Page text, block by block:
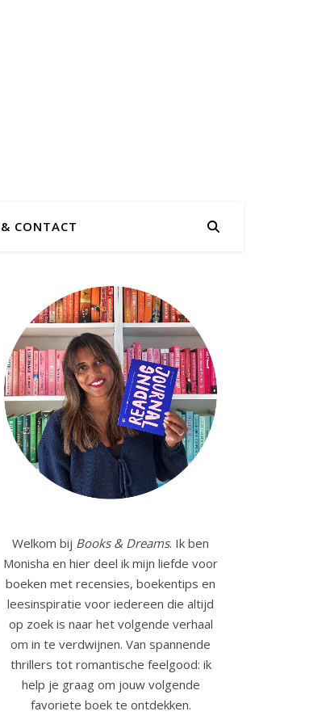
CONTACT
Welkom bij Books & Dreams. Ik ben
Monisha en hier deel ik mijn liefde voor
boeken met recensies, boekentips en
leesinspiratie voor iedereen die altijd
op zoek is naar het volgende verhaal
om in te verdwijnen. Van spannende
thrillers tot romantische feelgood: ik
help je graag om jouw volgende
favoriete boek te ontdekken.